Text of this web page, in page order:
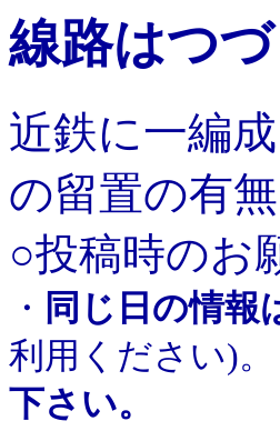
線路はつ
近鉄に一編
の留置の有
○投稿時のお
・ 同じ日の情
利用ください)。
下さい。